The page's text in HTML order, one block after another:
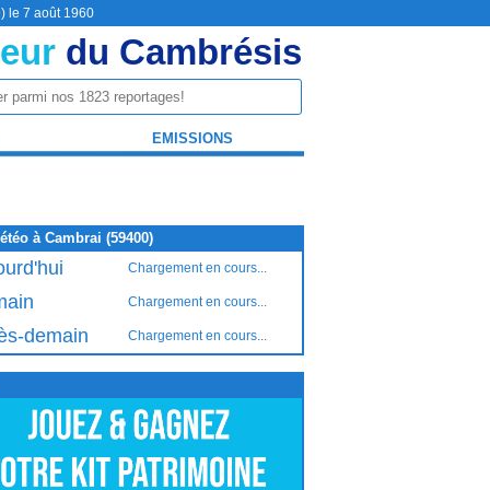
le 7 août 1960
du Cambrésis
EMISSIONS
à Cambrai (59400)
Chargement en cours...
Chargement en cours...
demain Chargement en cours...